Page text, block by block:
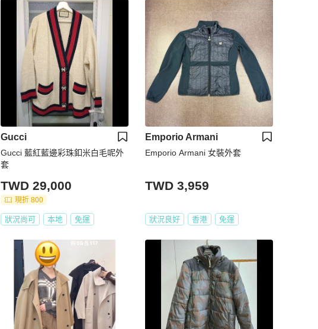
Gucci
Gucci 藍紅藍邊彩珠釦米白毛呢外
套
TWD 29,000
現折 800
狀況尚可 本地 免運
Emporio Armani
Emporio Armani 女裝外套
TWD 3,959
狀況良好 香港 免運